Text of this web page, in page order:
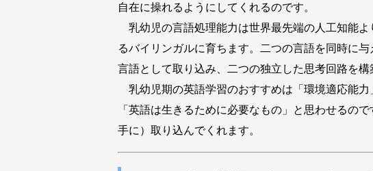
自在に操れるようにしてくれるのです。
乳幼児の言語処理能力は世界最先端の人工知能
るバイリンガルに育ちます。二つの言語を同時に
言語として取り込み、二つの独立した思考回路を構
乳幼児期の英語学習のおすすめは「環境適応能
「英語は生きるために必要なもの」と思わせるの
手に）取り込んでくれます。